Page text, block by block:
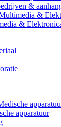
&
&
apparatuur